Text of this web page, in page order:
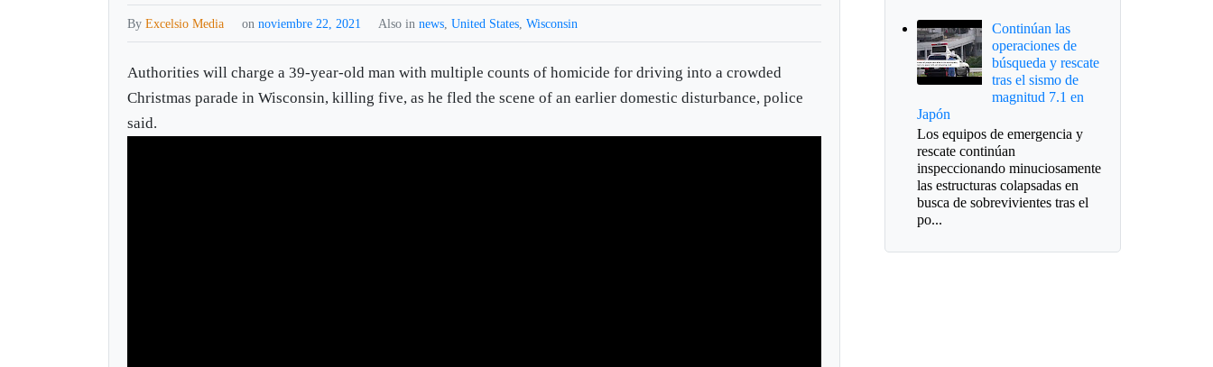
ByExcelsio Media onnoviembre 22, 2021 Also innews ,United States ,Wisconsin
Authorities will charge a 39-year-old man with multiple counts of homicide for driving into a crowded
Christmas parade in Wisconsin, killing five, as he fled the scene of an earlier domestic disturbance, police
said.
Continúan las
operaciones de
búsqueda y rescate
tras el sismo de
magnitud 7.1 en
Japón
Los equipos de emergencia y
rescate continúan
inspeccionando minuciosamente
las estructuras colapsadas en
busca de sobrevivientes tras el
po...